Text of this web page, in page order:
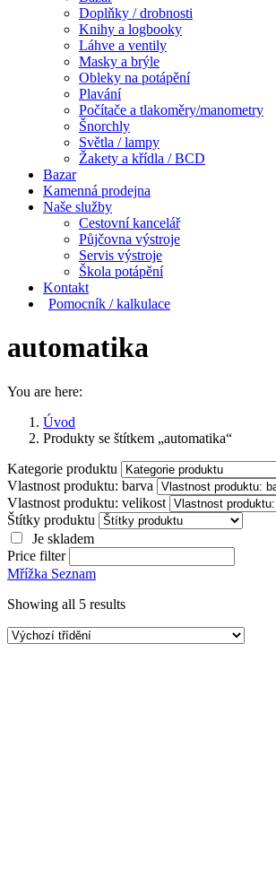
Doplňky / drobnosti
Knihy a logbooky
Láhve a ventily
Masky a brýle
Obleky na potápění
Plavání
Počítače a tlakoměry/manometry
Šnorchly
Světla / lampy
Žakety a křídla / BCD
Bazar
Kamenná prodejna
Naše služby
Cestovní kancelář
Půjčovna výstroje
Servis výstroje
Škola potápění
Kontakt
Pomocník / kalkulace
automatika
You are here:
Úvod
Produkty se štítkem „automatika“
Kategorie produktu
Vlastnost produktu: barva
Vlastnost produktu: velikost
Štítky produktu
Je skladem
Price filter
Mřížka Seznam
Showing all 5 results